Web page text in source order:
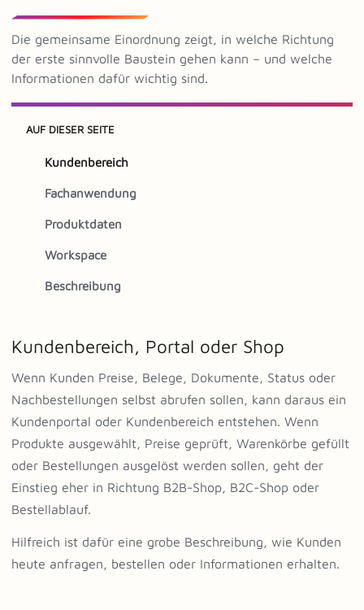
Die gemeinsame Einordnung zeigt, in welche Richtung
der erste sinnvolle Baustein gehen kann – und welche
Informationen dafür wichtig sind.
AUF DIESER SEITE
Kundenbereich
Fachanwendung
Produktdaten
Workspace
Beschreibung
Kundenbereich, Portal oder Shop
Wenn Kunden Preise, Belege, Dokumente, Status oder
Nachbestellungen selbst abrufen sollen, kann daraus ein
Kundenportal oder Kundenbereich entstehen. Wenn
Produkte ausgewählt, Preise geprüft, Warenkörbe gefüllt
oder Bestellungen ausgelöst werden sollen, geht der
Einstieg eher in Richtung B2B-Shop, B2C-Shop oder
Bestellablauf.
Hilfreich ist dafür eine grobe Beschreibung, wie Kunden
heute anfragen, bestellen oder Informationen erhalten.